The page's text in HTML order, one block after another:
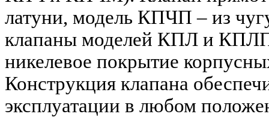
латуни, модель КПЧП – из
клапаны моделей КПЛ и КПЛП
никелевое покрытие
Конструкция клапана
эксплуатации в любом